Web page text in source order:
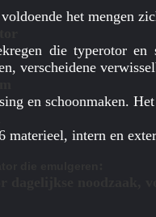
het mengen
die typerotor
verscheidene
en schoonmaken.
intern en